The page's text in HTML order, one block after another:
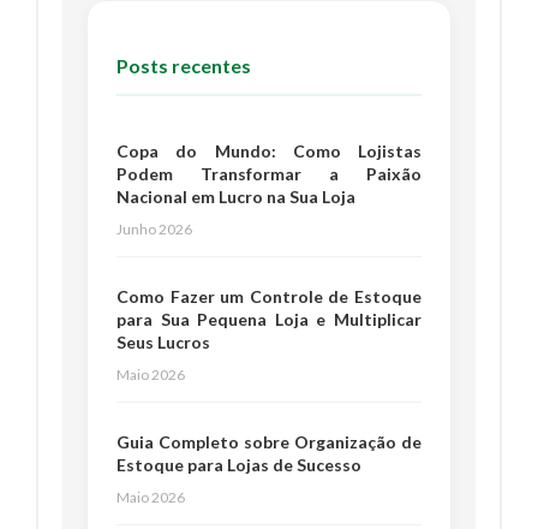
Posts recentes
Copa do Mundo: Como Lojistas
Podem Transformar a Paixão
Nacional em Lucro na Sua Loja
Junho 2026
Como Fazer um Controle de Estoque
para Sua Pequena Loja e Multiplicar
Seus Lucros
Maio 2026
Guia Completo sobre Organização de
Estoque para Lojas de Sucesso
Maio 2026